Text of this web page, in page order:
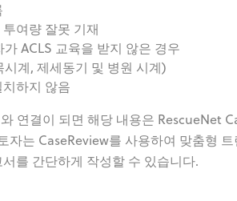
여량 잘못 기재
ACLS 교육을 받지 않은 경우
계, 제세동기 및 병원 시계)
하지 않음
연결이 되면 해당 내용은 RescueNet
자는 CaseReview를 사용하여 맞춤형
를 간단하게 작성할 수 있습니다.